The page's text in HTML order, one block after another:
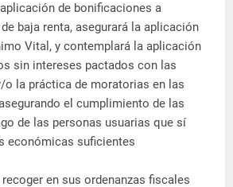
de bonificaciones a
baja renta, asegurará la aplicación
Vital, y contemplará la aplicación
sin intereses pactados con las
o la práctica de moratorias en las
el cumplimiento de las
de las personas usuarias que sí
económicas suficientes
en sus ordenanzas fiscales